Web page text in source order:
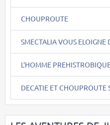
CHOUPROUTE
SMECTALIA VOUS ELOIGNE
L'HOMME PREHISTROBIQUE
DECATIE ET CHOUPROUTE